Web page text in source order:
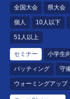
全国大会 県大会
個人 10人以下
51人以上
セミナー 小学生
バッティング 守
ウォーミングアップ